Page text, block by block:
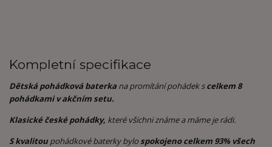
Kompletní specifikace
Dětská pohádková baterka na promítání pohádek scelkem 8
pohádkami v akčním setu.
Klasické české pohádky, které všichni známe a máme je rádi.
S kvalitoupohádkové baterky bylo spokojeno celkem 93% všech